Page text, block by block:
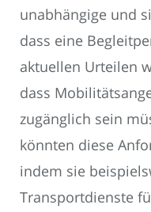
unabhängige und
dass eine
aktuellen Urteilen
dass
zugänglich sein
könnten diese
indem sie
Transportdienste